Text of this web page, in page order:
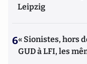
Leipzig
6« Sionistes, hors
GUD à LFI, les